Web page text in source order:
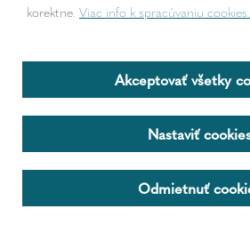
korektne. Viac info k spracúvaniu cookies.